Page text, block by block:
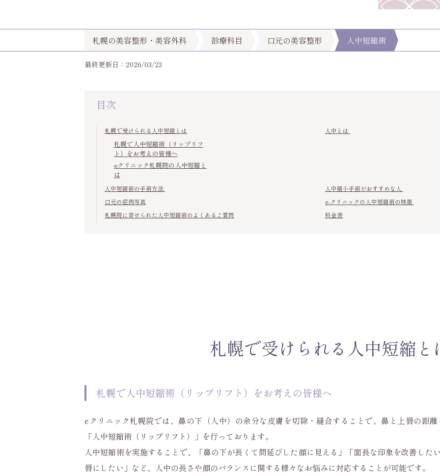
札幌の美容整形・美容外科 診療科目 口元の美容整形 人中短縮術
最終更新日：2026/03/23
目次
札幌で受けられる人中短縮とは
札幌で人中短縮術（リップリフ
ト）をお考えの皆様へ
eクリニック札幌院の人中短縮と
は
人中とは
人中短縮術の手術方法
人中縮小手術がおすすめな人
口元の症例写真
e-クリニックの人中短縮術の特徴
札幌院に寄せられた人中短縮術のよくあるご質問
料金表
札幌で受けられる人中短縮と
札幌で人中短縮術（リップリフト）をお考えの皆様へ
eクリニック札幌院では、鼻の下（人中）の余分な皮膚を切除・縫合することで、鼻と上唇の距
「人中短縮術（リップリフト）」を行っております。
人中短縮術を実施することで、「鼻の下が長くて間延びした顔に見える」「面長な印象を改善した
唇にしたい」など、人中の長さや顔のバランスに関する様々なお悩みに対応することが可能です。